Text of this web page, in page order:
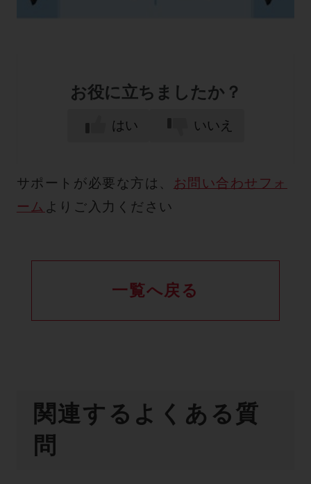
お役に立ちましたか？
はい いいえ
サポートが必要な方は、
お問い合わせフォ
ーム よりご入力ください
一覧へ戻る
関連するよくある質
問